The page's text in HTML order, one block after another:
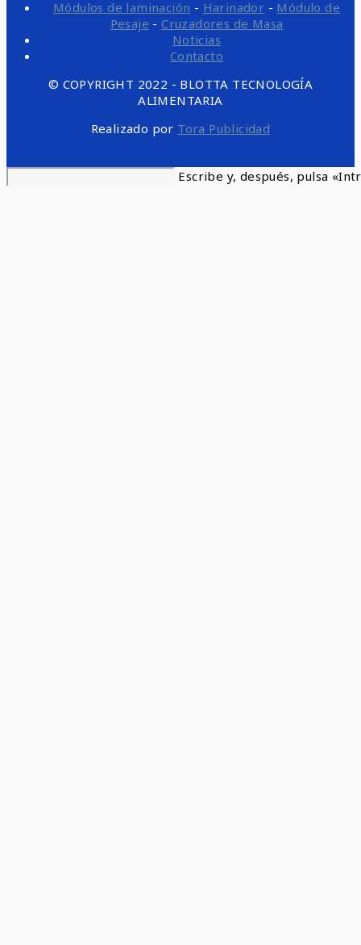
Módulos de laminación - Harinador - Módulo de
Pesaje - Cruzadores de Masa
Noticias
Contacto
© COPYRIGHT 2022 - BLOTTA TECNOLOGÍA
ALIMENTARIA
Realizado por Tora Publicidad
Buscar
en
Escribe y, después, pulsa